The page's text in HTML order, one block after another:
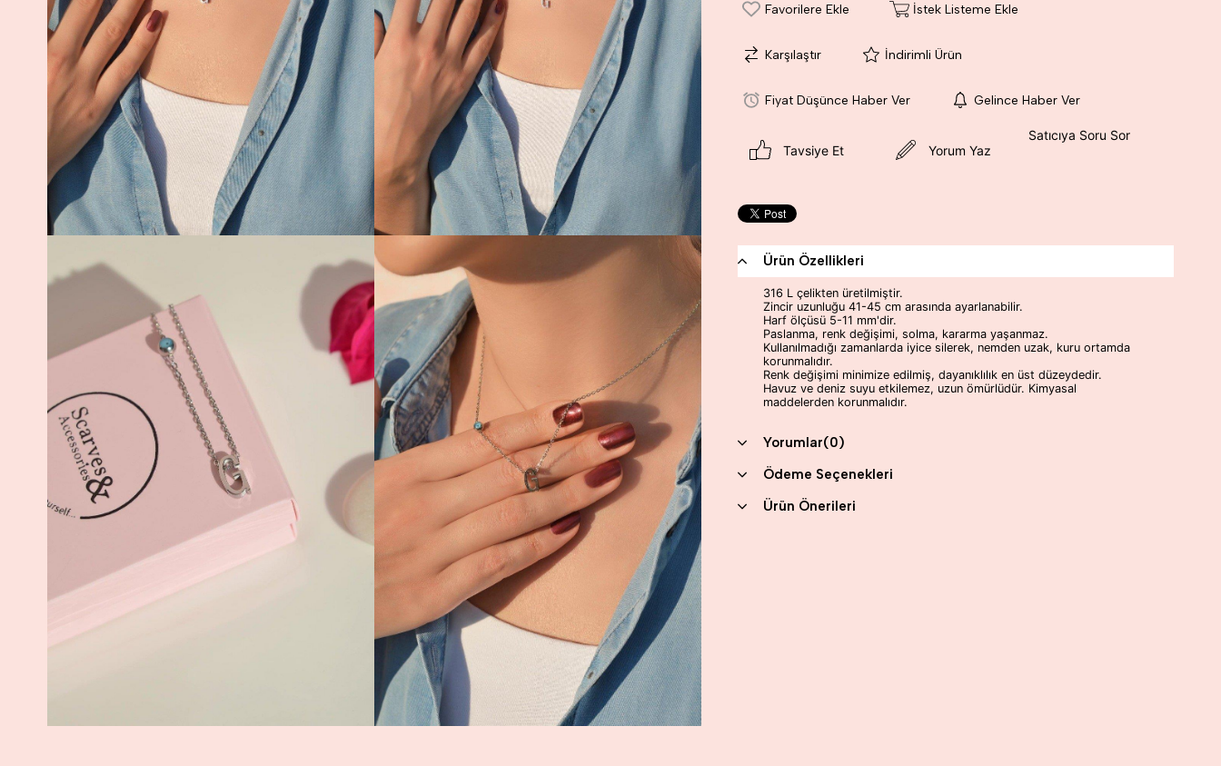
Favorilere Ekle İstek Listeme Ekle
Karşılaştır İndirimli Ürün
Fiyat Düşünce Haber Ver Gelince Haber Ver
Tavsiye Et Yorum Yaz
Satıcıya Soru Sor
Ürün Özellikleri
316 L çelikten üretilmiştir.
Zincir uzunluğu 41-45 cm arasında ayarlanabilir.
Harf ölçüsü 5-11 mm'dir.
Paslanma, renk değişimi, solma, kararma yaşanmaz.
Kullanılmadığı zamanlarda iyice silerek, nemden uzak, kuru ortamda
korunmalıdır.
Renk değişimi minimize edilmiş, dayanıklılık en üst düzeydedir.
Havuz ve deniz suyu etkilemez, uzun ömürlüdür. Kimyasal
maddelerden korunmalıdır.
Yorumlar(0)
Ödeme Seçenekleri
Ürün Önerileri